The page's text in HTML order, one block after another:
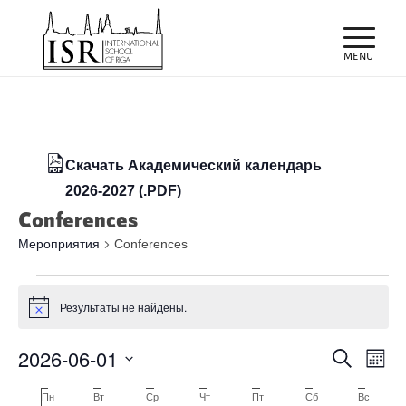
Скачать Академический календарь
2026-2027 (.PDF)
Conferences
Мероприятия Conferences
Мероприятия
ЗаметкаРезультаты не найдены.
Поиск
Поиск
2026-06-01
Выбрать
ПнПонедельник
ВтВторник Ср ЧтЧетверг Пт СбСуббота Вс